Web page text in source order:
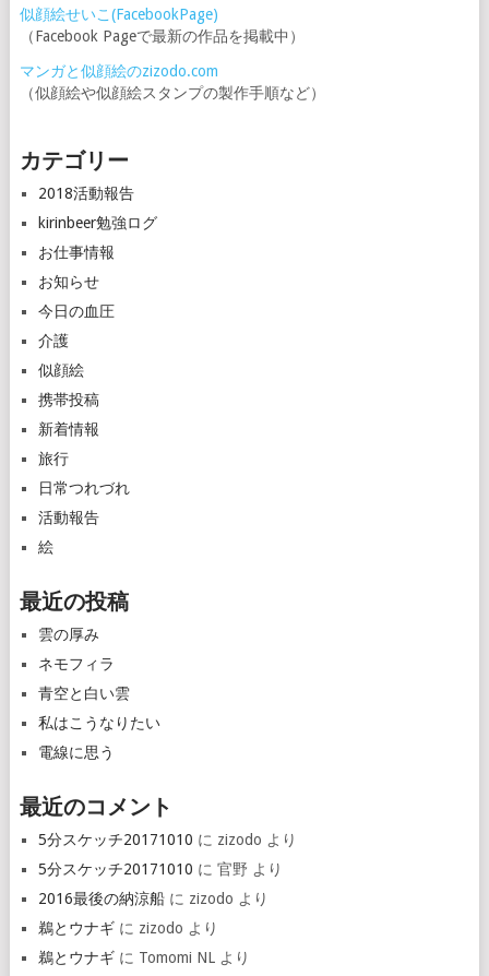
似顔絵せいこ(FacebookPage)
（Facebook Pageで最新の作品を掲載中）
マンガと似顔絵のzizodo.com
（似顔絵や似顔絵スタンプの製作手順など）
カテゴリー
2018活動報告
kirinbeer勉強ログ
お仕事情報
お知らせ
今日の血圧
介護
似顔絵
携帯投稿
新着情報
旅行
日常つれづれ
活動報告
絵
最近の投稿
雲の厚み
ネモフィラ
青空と白い雲
私はこうなりたい
電線に思う
最近のコメント
5分スケッチ20171010 に zizodo より
5分スケッチ20171010 に 官野 より
2016最後の納涼船に zizodo より
鵜とウナギに zizodo より
鵜とウナギに Tomomi NLより